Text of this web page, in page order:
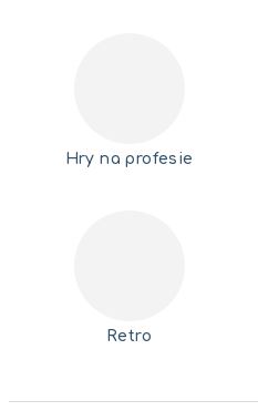
Hry na profesie
Retro